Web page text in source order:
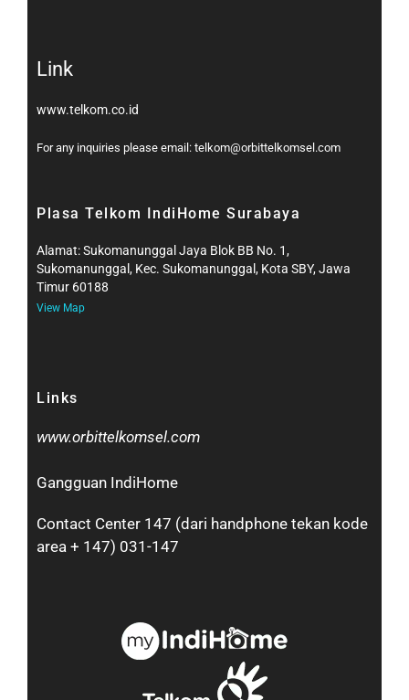
Link
www.telkom.co.id
For any inquiries please email: telkom@orbittelkomsel.com
Plasa Telkom IndiHome Surabaya
Alamat: Sukomanunggal Jaya Blok BB No. 1,
Sukomanunggal, Kec. Sukomanunggal, Kota SBY, Jawa
Timur 60188
View Map
Links
www.orbittelkomsel.com
Gangguan IndiHome
Contact Center 147 (dari handphone tekan kode
area + 147) 031-147